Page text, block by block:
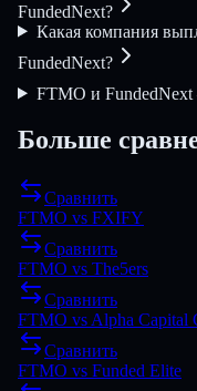
FundedNext?
Какая компания
FundedNext?
FTMO и
Больше
Сравнить
FTMO vs FXIFY
Сравнить
FTMO vs The5ers
Сравнить
FTMO vs Alpha Capital
Сравнить
FTMO vs Funded Elite